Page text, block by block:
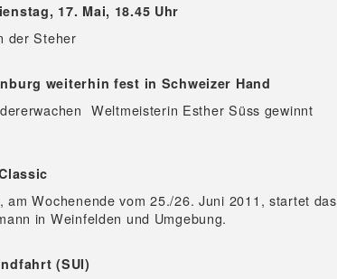
17. Mai, 18.45 Uhr
der Steher
weiterhin fest in Schweizer Hand
 Weltmeisterin Esther Süss gewinnt
am Wochenende vom 25./26. Juni 2011, startet das
in Weinfelden und Umgebung.
(SUI)